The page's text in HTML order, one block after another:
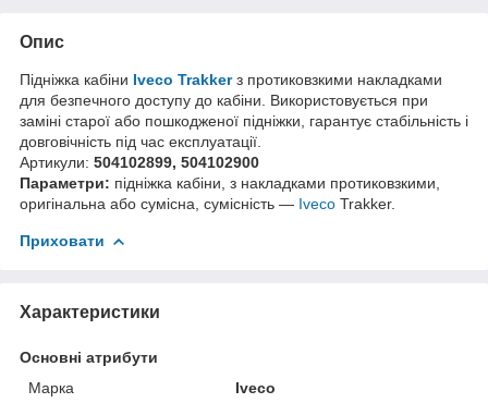
Опис
Підніжка кабіни Iveco Trakkerз протиковзкими накладками
для безпечного доступу до кабіни. Використовується при
заміні старої або пошкодженої підніжки, гарантує стабільність і
довговічність під час експлуатації.
Артикули: 504102899, 504102900
Параметри: підніжка кабіни, з накладками протиковзкими,
оригінальна або сумісна, сумісність — Iveco Trakker.
Приховати
Характеристики
Основні атрибути
Марка
Iveco